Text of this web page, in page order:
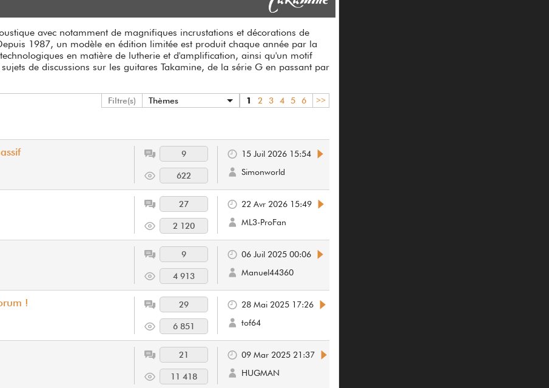
avec notamment de magnifiques incrustations et décorations de
1987, un modèle en édition limitée est produit chaque année par la
en matière de lutherie et d'amplification, ainsi qu'un motif
de discussions sur les guitares Takamine, de la série G en passant par
Filtre(s) Thèmes 1 2 3 4 5 6 >>
9
622
15 Juil 2026 15:54
Simonworld
27
2 120
22 Avr 2026 15:49
ML3-ProFan
9
4 913
06 Juil 2025 00:06
Manuel44360
! 29
6 851
28 Mai 2025 17:26
tof64
21
11 418
09 Mar 2025 21:37
HUGMAN